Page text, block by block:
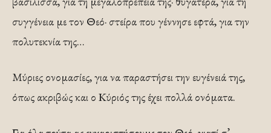
συγγένεια με τον Θεό· στεί­ρα που γέννησε εφτά, για την
πολυτεκνία της…
Μύριες ονομασίες, για να παραστήσει την ευγένειά της,
όπως ακριβώς και ο Κύριός της έχει πολλά ονόματα.